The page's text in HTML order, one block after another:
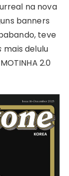
na nova
banners
teve
mais delulu
2.0